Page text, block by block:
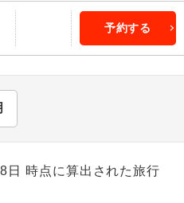
予約する
時点に算出された旅行